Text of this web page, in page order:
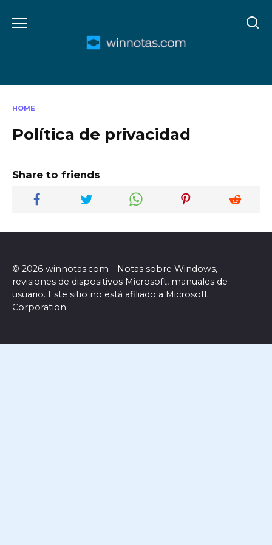
HOME
Política de privacidad
Share to friends
© 2026 winnotas.com - Notas sobre Windows,
revisiones de dispositivos Microsoft, manuales de
usuario. Este sitio no está afiliado a Microsoft
Corporation.